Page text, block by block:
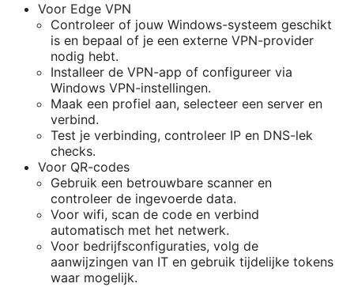
Voor Edge VPN
Controleer of jouw Windows-systeem geschikt
is en bepaal of je een externe VPN-provider
nodig hebt.
Installeer de VPN-app of configureer via
Windows VPN-instellingen.
Maak een profiel aan, selecteer een server en
verbind.
Test je verbinding, controleer IP en DNS-lek
checks.
Voor QR-codes
Gebruik een betrouwbare scanner en
controleer de ingevoerde data.
Voor wifi, scan de code en verbind
automatisch met het netwerk.
Voor bedrijfsconfiguraties, volg de
aanwijzingen van IT en gebruik tijdelijke tokens
waar mogelijk.